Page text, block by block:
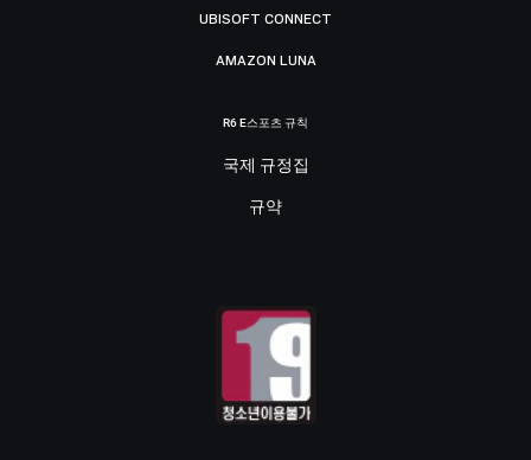
UBISOFT CONNECT
AMAZON LUNA
R6 E스포츠 규칙
국제 규정집
규약